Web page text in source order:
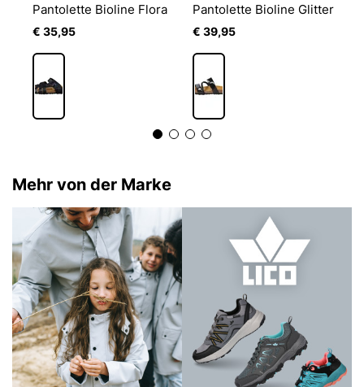
Pantolette Bioline Flora
€ 35,95
Pantolette Bioline Glitter
€ 39,95
Mehr von der Marke